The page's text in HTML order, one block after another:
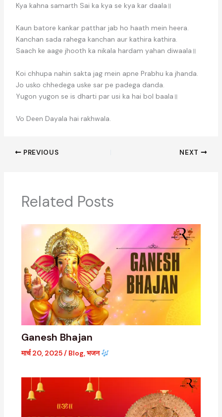
Kya kahna samarth Sai ka kya se kya kar daala॥
Kaun batore kankar patthar jab ho haath mein heera.
Kanchan sada rahega kanchan aur kathira kathira.
Saach ke aage jhooth ka nikala hardam yahan diwaala॥
Koi chhupa nahin sakta jag mein apne Prabhu ka jhanda.
Jo usko chhedega uske sar pe padega danda.
Yugon yugon se is dharti par usi ka hai bol baala॥
Vo Deen Dayala hai rakhwala.
PREVIOUS NEXT
Related Posts
Ganesh Bhajan
मार्च 20, 2025/ Blog,भजन